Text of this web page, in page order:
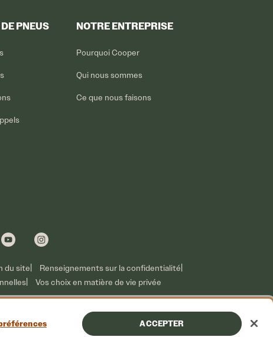
PNEUS NOTRE ENTREPRISE
Pourquoi Cooper
Qui nous sommes
Ce que nous faisons
du site
Renseignements sur la confidentialité
Vos choix en matière de vie privée
ACCEPTER